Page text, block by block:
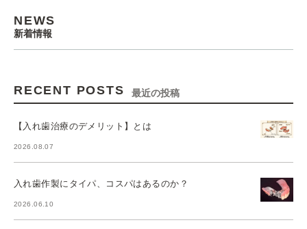
NEWS
新着情報
RECENT POSTS 最近の投稿
【入れ歯治療のデメリット】とは
2026.08.07
入れ歯作製にタイパ、コスパはあるのか？
2026.06.10